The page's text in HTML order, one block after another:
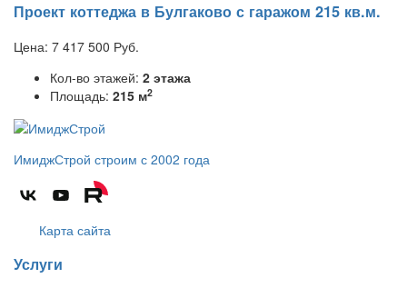
Проект коттеджа в Булгаково с гаражом 215 кв.м.
Цена: 7 417 500 Руб.
Кол-во этажей: 2 этажа
Площадь: 215 м2
ИмиджСтрой строим с 2002 года
Карта сайта
Услуги